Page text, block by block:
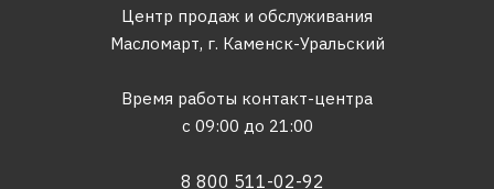
Центр продаж и обслуживания
Масломарт, г. Каменск-Уральский
Время работы контакт-центра
с 09:00 до 21:00
8 800 511-02-92